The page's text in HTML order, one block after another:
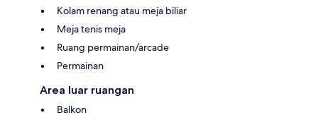
Kolam renang atau meja biliar
Meja tenis meja
Ruang permainan/arcade
Permainan
Area luar ruangan
Balkon